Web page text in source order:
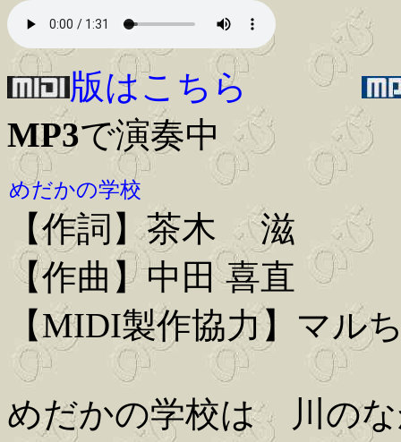
版はこちら
MP3で演奏中
めだかの学校
【作詞】茶木 滋
【作曲】中田 喜直
【MIDI製作協力】マル
めだかの学校は 川の